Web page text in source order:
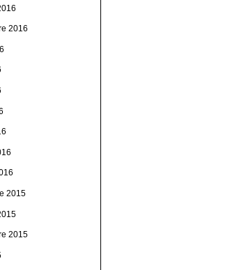
2016
2015
2015